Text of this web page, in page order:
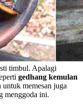
timbul. Apalagi
gedhang kemulan
untuk memesan juga
menggoda ini.